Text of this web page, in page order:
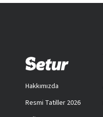
Hakkımızda
Resmi Tatiller 2026